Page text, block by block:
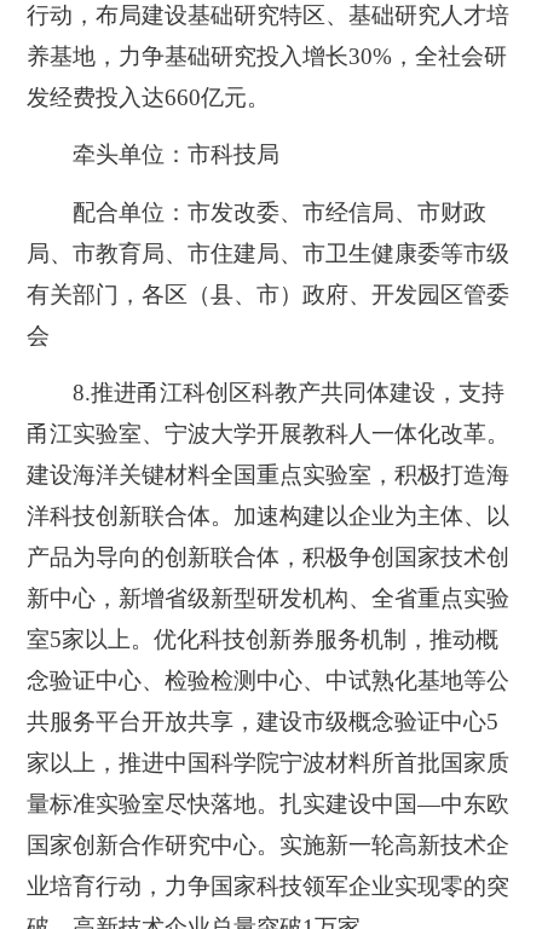
行动，布局建设基础研究特区、基础研究人才培
养基地，力争基础研究投入增长30%，全社会研
发经费投入达660亿元。
牵头单位：市科技局
配合单位：市发改委、市经信局、市财政
局、市教育局、市住建局、市卫生健康委等市级
有关部门，各区（县、市）政府、开发园区管委
会
8.推进甬江科创区科教产共同体建设，支持
甬江实验室、宁波大学开展教科人一体化改革。
建设海洋关键材料全国重点实验室，积极打造海
洋科技创新联合体。加速构建以企业为主体、以
产品为导向的创新联合体，积极争创国家技术创
新中心，新增省级新型研发机构、全省重点实验
室5家以上。优化科技创新券服务机制，推动概
念验证中心、检验检测中心、中试熟化基地等公
共服务平台开放共享，建设市级概念验证中心5
家以上，推进中国科学院宁波材料所首批国家质
量标准实验室尽快落地。扎实建设中国—中东欧
国家创新合作研究中心。实施新一轮高新技术企
业培育行动，力争国家科技领军企业实现零的突